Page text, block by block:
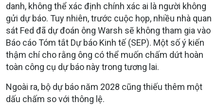
danh, không thể xác định chính xác ai là người không
gửi dự báo. Tuy nhiên, trước cuộc họp, nhiều nhà quan
sát Fed đã dự đoán ông Warsh sẽ không tham gia vào
Báo cáo Tóm tắt Dự báo Kinh tế (SEP). Một số ý kiến
thậm chí cho rằng ông có thể muốn chấm dứt hoàn
toàn công cụ dự báo này trong tương lai.
Ngoài ra, bộ dự báo năm 2028 cũng thiếu thêm một
dấu chấm so với thông lệ.